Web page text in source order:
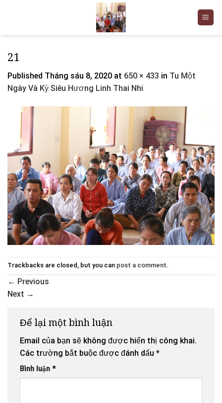
21
Published Tháng sáu 8, 2020 at 650 × 433 in Tu Một
Ngày Và Kỳ Siêu Hương Linh Thai Nhi
Trackbacks are closed, but you can post a comment.
← Previous
Next →
Để lại một bình luận
Email của bạn sẽ không được hiển thị công khai.
Các trường bắt buộc được đánh dấu *
Bình luận *